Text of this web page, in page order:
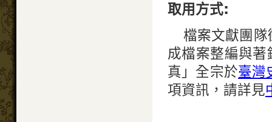
取用方式:
檔案文獻團
成檔案整編與
真」全宗於臺灣
項資訊，請詳見